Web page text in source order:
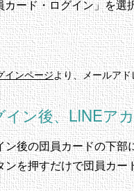
ード・ログイン」を
インページより、メールア
ン後、LINEア
ン後の団員カードの下
ンを押すだけで団員カー